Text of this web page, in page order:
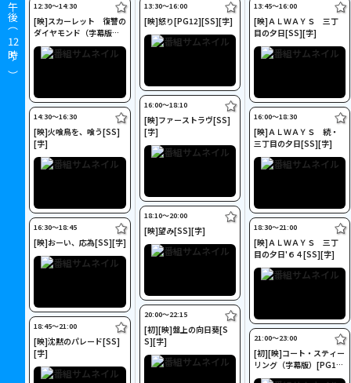
午後（
12
時～）
12:30〜14:30
[映]スカーレット 復讐の
ダイヤモンド（字幕版）
[PG12相当][SS]
14:30〜16:30
[映]火喰鳥を、喰う[SS]
[字]
16:30〜18:45
[映]おーい、応為[SS][字]
18:45〜21:00
[映]沈黙のパレード[SS]
[字]
13:30〜16:00
[映]怒り[PG12][SS][字]
16:00〜18:10
[映]ファーストラヴ[SS]
[字]
18:10〜20:00
[映]望み[SS][字]
20:00〜22:15
[初][映]盤上の向日葵[S
S][字]
13:45〜16:00
[映]ＡＬＷＡＹＳ 三丁
目の夕日[SS][字]
16:00〜18:30
[映]ＡＬＷＡＹＳ 続・
三丁目の夕日[SS][字]
18:30〜21:00
[映]ＡＬＷＡＹＳ 三丁
目の夕日'６４[SS][字]
21:00〜23:00
[初][映]コート・スティー
リング（字幕版）[PG12]
[SS]